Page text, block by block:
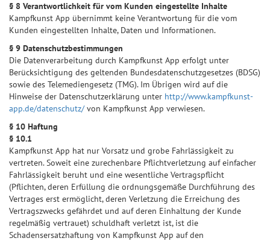
§ 8 Verantwortlichkeit für vom Kunden eingestellte Inhalte
Kampfkunst App übernimmt keine Verantwortung für die vom
Kunden eingestellten Inhalte, Daten und Informationen.
§ 9 Datenschutzbestimmungen
Die Datenverarbeitung durch Kampfkunst App erfolgt unter
Berücksichtigung des geltenden Bundesdatenschutzgesetzes (BDSG)
sowie des Telemediengesetz (TMG). Im Übrigen wird auf die
Hinweise der Datenschutzerklärung unter http://www.kampfkunst-
app.de/datenschutz/von Kampfkunst App verwiesen.
§ 10 Haftung
§ 10.1
Kampfkunst App hat nur Vorsatz und grobe Fahrlässigkeit zu
vertreten. Soweit eine zurechenbare Pflichtverletzung auf einfacher
Fahrlässigkeit beruht und eine wesentliche Vertragspflicht
(Pflichten, deren Erfüllung die ordnungsgemäße Durchführung des
Vertrages erst ermöglicht, deren Verletzung die Erreichung des
Vertragszwecks gefährdet und auf deren Einhaltung der Kunde
regelmäßig vertrauet) schuldhaft verletzt ist, ist die
Schadensersatzhaftung von Kampfkunst App auf den